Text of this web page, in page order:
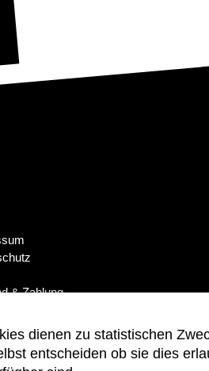
& Zahlung
Einstellungen
dienen zu statistischen
entscheiden ob sie dies